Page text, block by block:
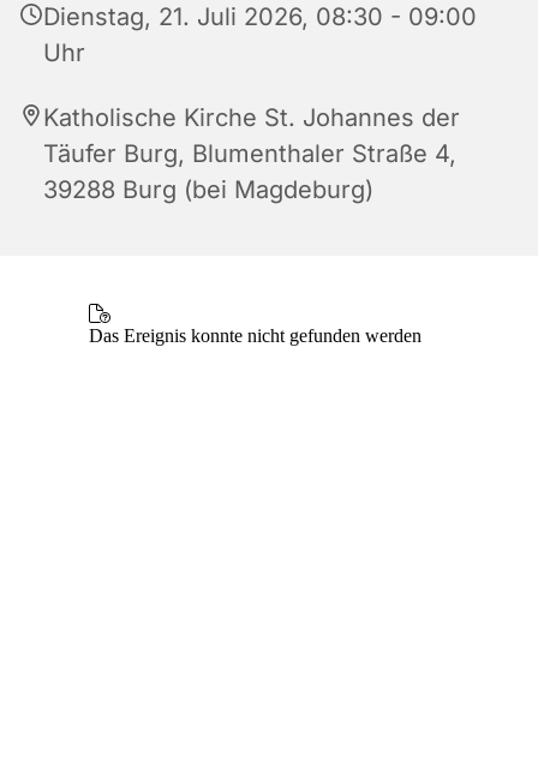
Dienstag, 21. Juli 2026, 08:30 - 09:00
Uhr
Katholische Kirche St. Johannes der
Täufer Burg, Blumenthaler Straße 4,
39288 Burg (bei Magdeburg)